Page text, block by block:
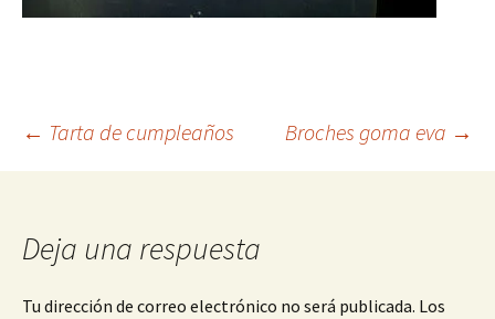
Navegación
entradas
← Tarta de cumpleaños Broches goma eva →
Deja una respuesta
Tu dirección de correo electrónico no será publicada. Los